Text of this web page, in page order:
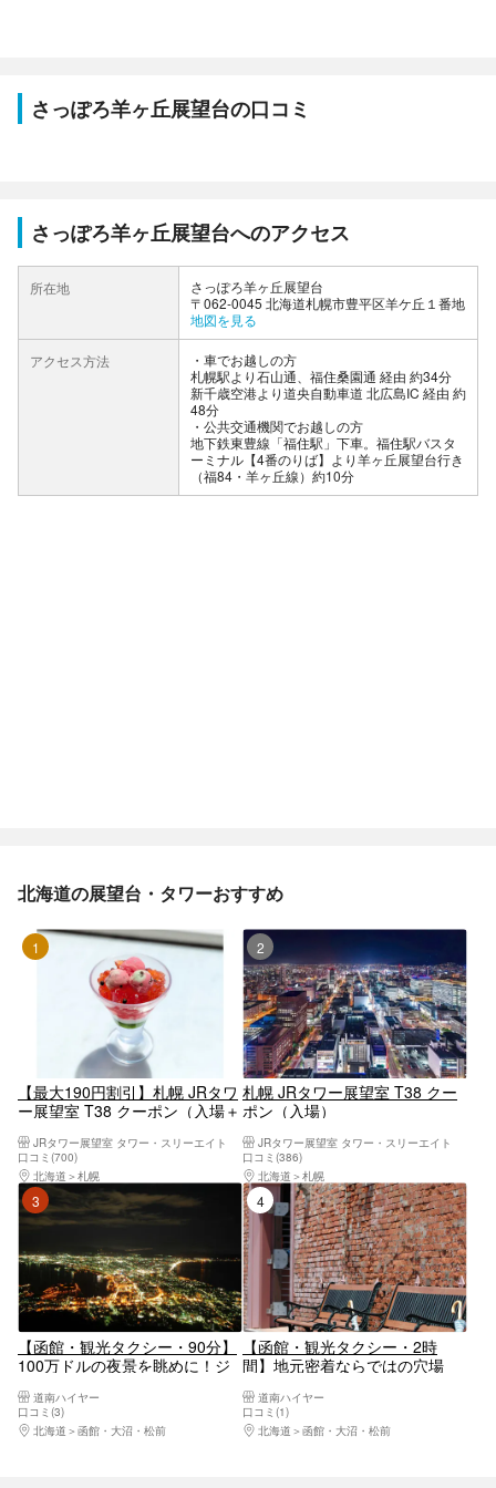
さっぽろ羊ヶ丘展望台の口コミ
さっぽろ羊ヶ丘展望台へのアクセス
所在地
さっぽろ羊ヶ丘展望台
〒062-0045 北海道札幌市豊平区羊ケ丘１番地
地図を見る
アクセス方法
車でお越しの方
札幌駅より石山通、福住桑園通 経由 約34分
新千歳空港より道央自動車道 北広島IC 経由 約
48分
公共交通機関でお越しの方
地下鉄東豊線「福住駅」下車。福住駅バスタ
ーミナル【4番のりば】より羊ヶ丘展望台行き
（福84・羊ヶ丘線）約10分
北海道の展望台・タワーおすすめ
1位
【最大190円割引】札幌 JRタワ
ー展望室 T38 クーポン（入場＋
JRタワー展望室 タワー・スリーエイト
口コミ(700)
北海道
札幌
札幌 JRタワー展望室 T38 クー
ポン（入場）
JRタワー展望室 タワー・スリーエイト
口コミ(386)
北海道
札幌
3位
【函館・観光タクシー・90分】
100万ドルの夜景を眺めに！ジ
ス 道南ハイヤー
口コミ(3)
北海道
函館・大沼・松前
4位
【函館・観光タクシー・2時
間】地元密着ならではの穴場
ース道南ハイヤー
口コミ(1)
北海道
函館・大沼・松前